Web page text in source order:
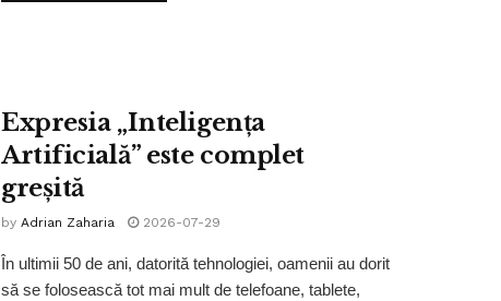
Expresia „Inteligența
Artificială” este complet
greșită
by Adrian Zaharia 2026-07-29
În ultimii 50 de ani, datorită tehnologiei, oamenii au dorit
să se folosească tot mai mult de telefoane, tablete,